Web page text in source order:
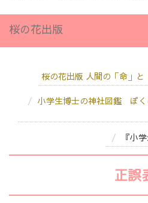
桜の花出版
桜の花出版 人間の「命」と
小学生博士の神社図鑑 ぼ
『小
正誤